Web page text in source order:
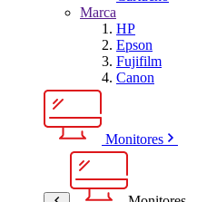
Marca
HP
Epson
Fujifilm
Canon
Monitores